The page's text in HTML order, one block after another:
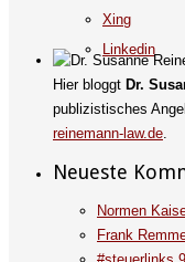
Xing
Linkedin
Hier bloggt Dr.
publizistisches
reinemann-law.de.
Neueste
Normen
Frank